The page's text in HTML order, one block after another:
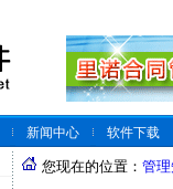
新闻中心
软件下载
您现在的位置： 管